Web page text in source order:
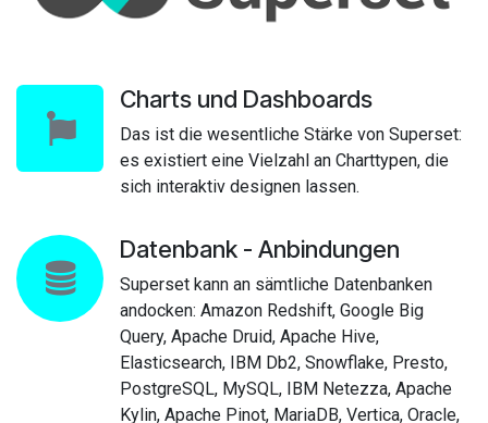
Charts und Dashboards
Das ist die wesentliche Stärke von Superset:
es existiert eine Vielzahl an Charttypen, die
sich interaktiv designen lassen.
Datenbank - Anbindungen
Superset kann an sämtliche Datenbanken
andocken: Amazon Redshift, Google Big
Query, Apache Druid, Apache Hive,
Elasticsearch, IBM Db2, Snowflake, Presto,
PostgreSQL, MySQL, IBM Netezza, Apache
Kylin, Apache Pinot, MariaDB, Vertica, Oracle,